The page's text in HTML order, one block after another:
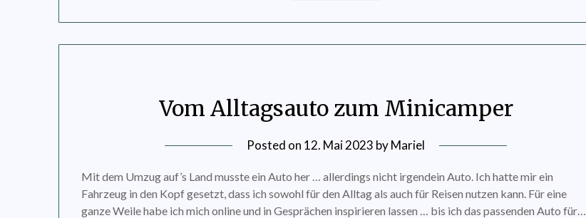
Vom Alltagsauto zum Minicamper
Posted on 12. Mai 2023 byMariel
Mit dem Umzug auf’s Land musste ein Auto her … allerdings nicht irgendein Auto. Ich hatte mir ein
Fahrzeug in den Kopf gesetzt, dass ich sowohl für den Alltag als auch für Reisen nutzen kann. Für eine
ganze Weile habe ich mich online und in Gesprächen inspirieren lassen … bis ich das passenden Auto für…